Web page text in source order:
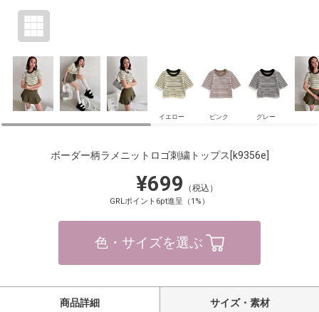
イエロー ピンク グレー
ボーダー柄ラメニットロゴ刺繍トップス [k9356e]
¥699 （税込）
GRLポイント6pt進呈（1%）
色・サイズを選ぶ
商品詳細 サイズ・素材